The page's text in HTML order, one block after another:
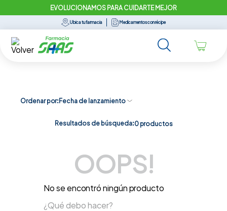
EVOLUCIONAMOS PARA CUIDARTE MEJOR
Ubica tu farmacia Medicamentos con récipe
Ordenar por Fecha de lanzamiento
Resultados de búsqueda:0 productos
OOPS!
No se encontró ningún producto
¿Qué debo hacer?